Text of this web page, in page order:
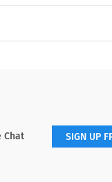
Chat SIGN UP